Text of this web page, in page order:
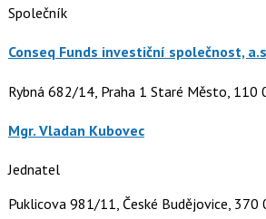
Společník
Conseq Funds investiční společnost,
Rybná 682/14, Praha 1 Staré Město, 110
Mgr. Vladan Kubovec
Jednatel
Puklicova 981/11, České Budějovice, 370